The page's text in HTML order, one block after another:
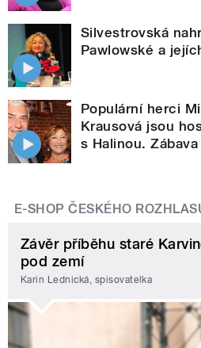
Silvestrovská
Pawlowské a
Populární herci
Krausová jsou
s Halinou.
E-SHOP ČESKÉHO
Závěr příběhu staré
pod zemí
Karin Lednická, spisovatelka